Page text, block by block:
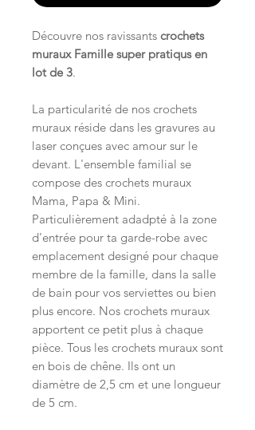
Découvre nos ravissants crochets
muraux Famille super pratiqus en
lot de 3.
La particularité de nos crochets
muraux réside dans les gravures au
laser conçues avec amour sur le
devant. L'ensemble familial se
compose des crochets muraux
Mama, Papa & Mini.
Particulièrement adadpté à la zone
d'entrée pour ta garde-robe avec
emplacement designé pour chaque
membre de la famille, dans la salle
de bain pour vos serviettes ou bien
plus encore. Nos crochets muraux
apportent ce petit plus à chaque
pièce. Tous les crochets muraux sont
en bois de chêne. Ils ont un
diamètre de 2,5 cm et une longueur
de 5 cm.